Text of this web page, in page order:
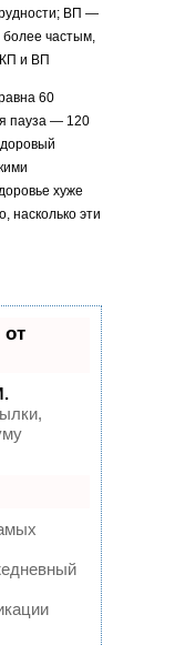
ВП —
более частым,
и ВП
60
пауза — 120
хуже
насколько эти